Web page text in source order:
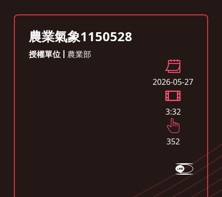
農業氣象1150528
授權單位 農業部
2026-05-27
3:32
352